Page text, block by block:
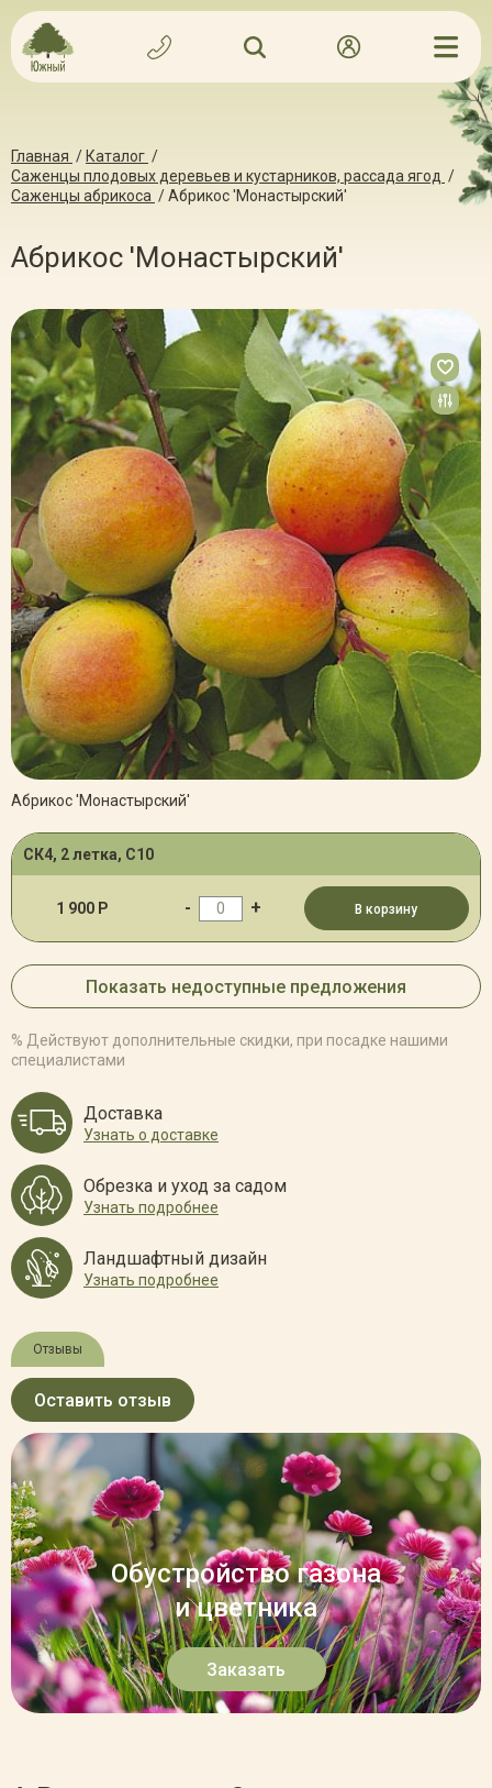
Главная / Каталог /
Саженцы плодовых деревьев и кустарников, рассада ягод /
Саженцы абрикоса /Абрикос 'Монастырский'
Абрикос 'Монастырский'
Абрикос 'Монастырский'
СК4, 2 летка, С10
1 900 Р - + В корзину
Показать недоступные предложения
% Действуют дополнительные скидки, при посадке нашими
специалистами
Доставка
Узнать о доставке
Обрезка и уход за садом
Узнать подробнее
Ландшафтный дизайн
Узнать подробнее
Отзывы
Оставить отзыв
Обустройство газона
и цветника
Заказать